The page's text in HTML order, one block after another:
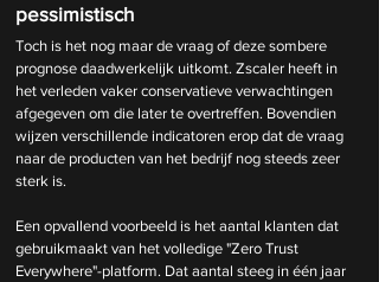
pessimistisch
Toch is het nog maar de vraag of deze sombere
prognose daadwerkelijk uitkomt. Zscaler heeft in
het verleden vaker conservatieve verwachtingen
afgegeven om die later te overtreffen. Bovendien
wijzen verschillende indicatoren erop dat de vraag
naar de producten van het bedrijf nog steeds zeer
sterk is.
Een opvallend voorbeeld is het aantal klanten dat
gebruikmaakt van het volledige "Zero Trust
Everywhere"-platform. Dat aantal steeg in één jaar